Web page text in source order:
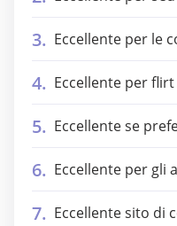
Eccellente per le
Eccellente per
Eccellente se
Eccellente per gli
Eccellente sito di